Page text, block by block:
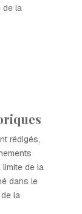
de la
rédigés,
de la
dans le
la